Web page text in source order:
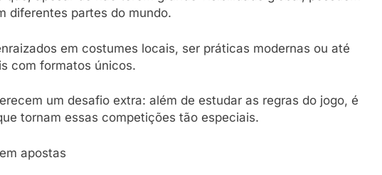
diferentes partes do mundo.
em costumes locais, ser práticas modernas ou até
com formatos únicos.
um desafio extra: além de estudar as regras do jogo, é
tornam essas competições tão especiais.
apostas